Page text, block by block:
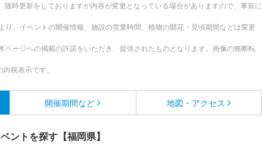
時更新をしておりますが内容が変更となっている場合がありますので、事前に
、イベントの開催情報、施設の営業時間、植物の開花・見頃期間などは変更
ージへの掲載の許諾をいただき、提供されたものとなります。画像の無断転
税表示です。
開催期間など 地図・アクセス
ントを探す【福岡県】